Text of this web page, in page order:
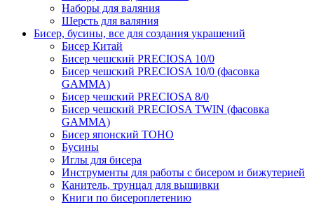
Наборы для валяния
Шерсть для валяния
Бисер, бусины, все для создания украшений
Бисер Китай
Бисер чешский PRECIOSA 10/0
Бисер чешский PRECIOSA 10/0 (фасовка
GAMMA)
Бисер чешский PRECIOSA 8/0
Бисер чешский PRECIOSA TWIN (фасовка
GAMMA)
Бисер японский TOHO
Бусины
Иглы для бисера
Инструменты для работы с бисером и бижутерией
Канитель, трунцал для вышивки
Книги по бисероплетению